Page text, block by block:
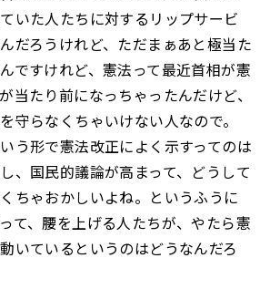
いた人たちに対するリップサービ
だろうけれど、ただまぁあと極当た
ですけれど、憲法って最近首相が憲
当たり前になっちゃったんだけど、
守らなくちゃいけない人なので。
う形で憲法改正によく示すってのは
、国民的議論が高まって、どうして
ちゃおかしいよね。というふうに
て、腰を上げる人たちが、やたら憲
いているというのはどうなんだろ